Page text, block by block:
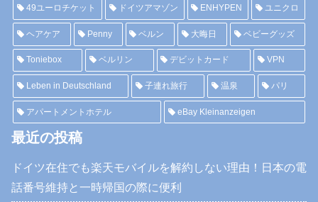
49ユーロチケット ドイツアマゾン ENHYPEN ユニクロ
ヘアケア Penny ベルン 大晦日 ベビーグッズ
Toniebox ベルリン デビットカード VPN
Leben in Deutschland 子連れ旅行 温泉 パリ
アパートメントホテル eBay Kleinanzeigen
最近の投稿
ドイツ在住でも楽天モバイルを解約しない理由！日本の電
話番号維持と一時帰国の際に便利